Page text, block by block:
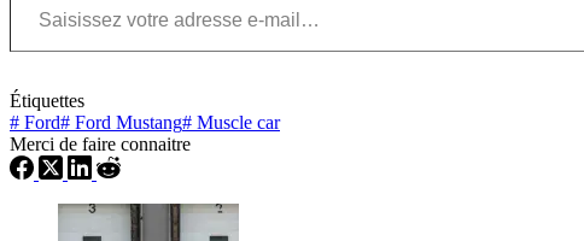
Étiquettes
# Ford# Ford Mustang# Muscle car
Merci de faire connaitre